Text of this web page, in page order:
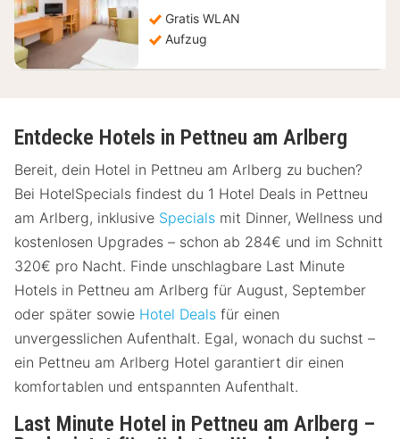
Gratis WLAN
Aufzug
Entdecke Hotels in Pettneu am Arlberg
Bereit, dein Hotel in Pettneu am Arlberg zu buchen?
Bei HotelSpecials findest du 1 Hotel Deals in Pettneu
am Arlberg, inklusive Specials mit Dinner, Wellness und
kostenlosen Upgrades – schon ab 284€ und im Schnitt
320€ pro Nacht. Finde unschlagbare Last Minute
Hotels in Pettneu am Arlberg für August, September
oder später sowie Hotel Deals für einen
unvergesslichen Aufenthalt. Egal, wonach du suchst –
ein Pettneu am Arlberg Hotel garantiert dir einen
komfortablen und entspannten Aufenthalt.
Last Minute Hotel in Pettneu am Arlberg –